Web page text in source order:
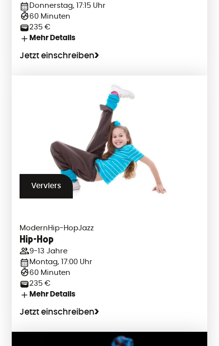
Donnerstag, 17:15 Uhr
60 Minuten
235 €
Mehr Details
Jetzt einschreiben
Verviers
Modern Hip-HopJazz
Hip-Hop
9-13 Jahre
Montag, 17:00 Uhr
60 Minuten
235 €
Mehr Details
Jetzt einschreiben